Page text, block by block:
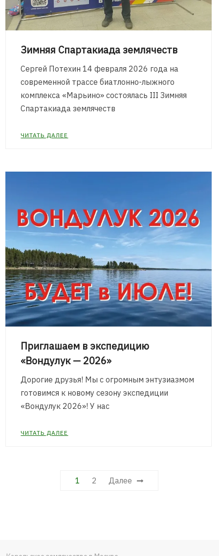
Зимняя Спартакиада землячеств
Сергей Потехин 14 февраля 2026 года на
современной трассе биатлонно-лыжного
комплекса «Марьино» состоялась III Зимняя
Спартакиада землячеств
ЧИТАТЬ ДАЛЕЕ
Приглашаем в экспедицию
«Вондулук — 2026»
Дорогие друзья! Мы с огромным энтузиазмом
готовимся к новому сезону экспедиции
«Вондулук 2026»! У нас
ЧИТАТЬ ДАЛЕЕ
Пагинация
1 2 Далее